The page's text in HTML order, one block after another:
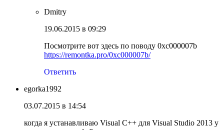
Dmitry
19.06.2015 в 09:29
Посмотрите вот здесь по поводу 0xc000007b
https://remontka.pro/0xc000007b/
Ответить
egorka1992
03.07.2015 в 14:54
когда я устанавливаю Visual C++ для Visual Studio 2013 у